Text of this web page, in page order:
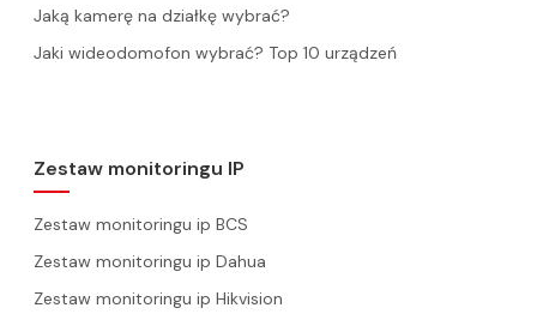
Jaką kamerę na działkę wybrać?
Jaki wideodomofon wybrać? Top 10 urządzeń
Zestaw monitoringu IP
Zestaw monitoringu ip BCS
Zestaw monitoringu ip Dahua
Zestaw monitoringu ip Hikvision